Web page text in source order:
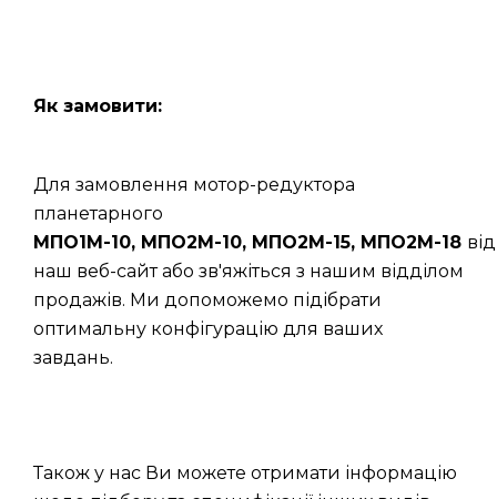
Як замовити:
Для замовлення мотор-редуктора
планетарного
МПО1М-10, МПО2М-10, МПО2М-15, МПО2М-18
наш веб-сайт або зв'яжіться з нашим відділом
продажів. Ми допоможемо підібрати
оптимальну конфігурацію для ваших
завдань.
Також у нас Ви можете отримати інформацію